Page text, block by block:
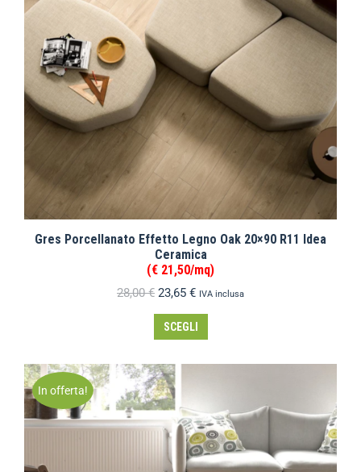
Gres Porcellanato Effetto Legno Oak 20×90 R11 Idea
Ceramica
(€ 21,50/mq)
28,00€ 23,65 € IVA inclusa
SCEGLI
In offerta!